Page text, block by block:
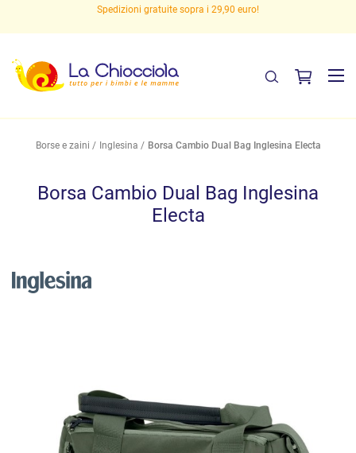
Spedizioni gratuite sopra i 29,90 euro!
Borse e zaini Inglesina Borsa Cambio Dual Bag Inglesina Electa
Borsa Cambio Dual Bag Inglesina
Electa